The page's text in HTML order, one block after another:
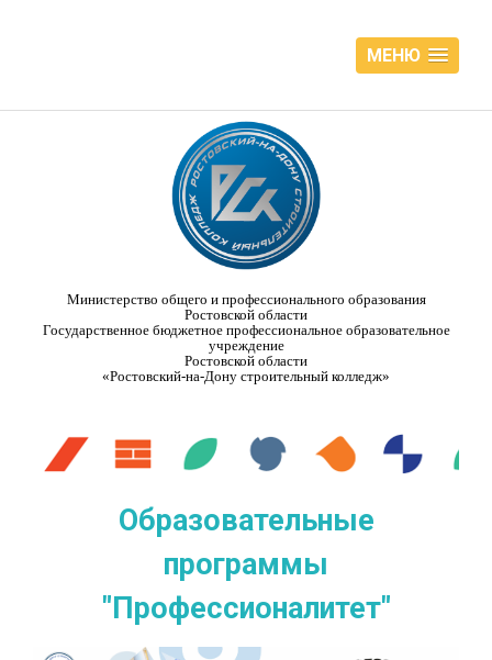
МЕНЮ
Министерство общего и профессионального образования
Ростовской области
Государственное бюджетное профессиональное образовательное
учреждение
Ростовской области
«Ростовский-на-Дону строительный колледж»
Образовательные
программы
"Профессионалитет"